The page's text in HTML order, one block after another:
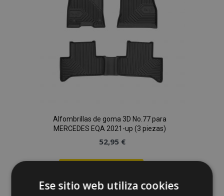
Alfombrillas de goma 3D No.77 para
MERCEDES EQA 2021-up (3 piezas)
52,95 €
Añadir
Ese sitio web utiliza cookies